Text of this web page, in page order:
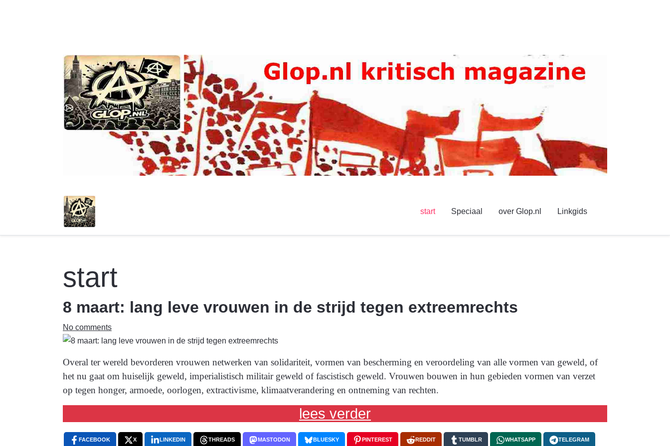
start Speciaal over Glop.nl Linkgids
start
8 maart: lang leve vrouwen in de strijd tegen extreemrechts
No comments
Overal ter wereld bevorderen vrouwen netwerken van solidariteit, vormen van bescherming en veroordeling van alle vormen van geweld, of
het nu gaat om huiselijk geweld, imperialistisch militair geweld of fascistisch geweld. Vrouwen bouwen in hun gebieden vormen van verzet
op tegen honger, armoede, oorlogen, extractivisme, klimaatverandering en ontneming van rechten.
lees verder
FACEBOOK X LINKEDIN THREADS MASTODON BLUESKY PINTEREST REDDIT TUMBLR WHATSAPP TELEGRAM